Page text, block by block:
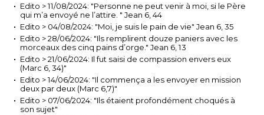
Edito > 11/08/2024: "Personne ne peut venir à moi, si le Père
qui m’a envoyé ne l’attire. " Jean 6, 44
Edito > 04/08/2024: "Moi, je suis le pain de vie" Jean 6, 35
Edito > 28/06/2024: "Ils remplirent douze paniers avec les
morceaux des cinq pains d’orge." Jean 6, 13
Edito > 21/06/2024: Il fut saisi de compassion envers eux
(Marc 6, 34)"
Edito > 14/06/2024: "Il commença a les envoyer en mission
deux par deux (Marc 6,7)"
Edito > 07/06/2024: "Ils étaient profondément choqués à
son sujet"